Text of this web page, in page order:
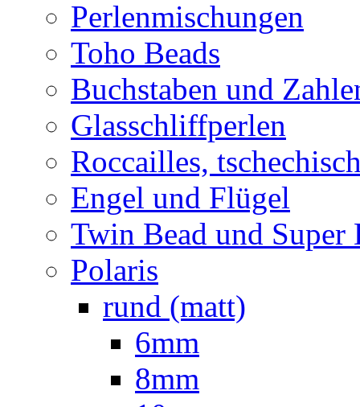
Perlenmischungen
Toho Beads
Buchstaben und
Glasschliffperlen
Roccailles,
Engel und Flügel
Twin Bead und Super
Polaris
rund (matt)
6mm
8mm